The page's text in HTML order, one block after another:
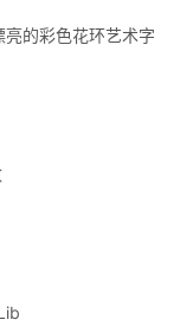
的彩色花环艺术字